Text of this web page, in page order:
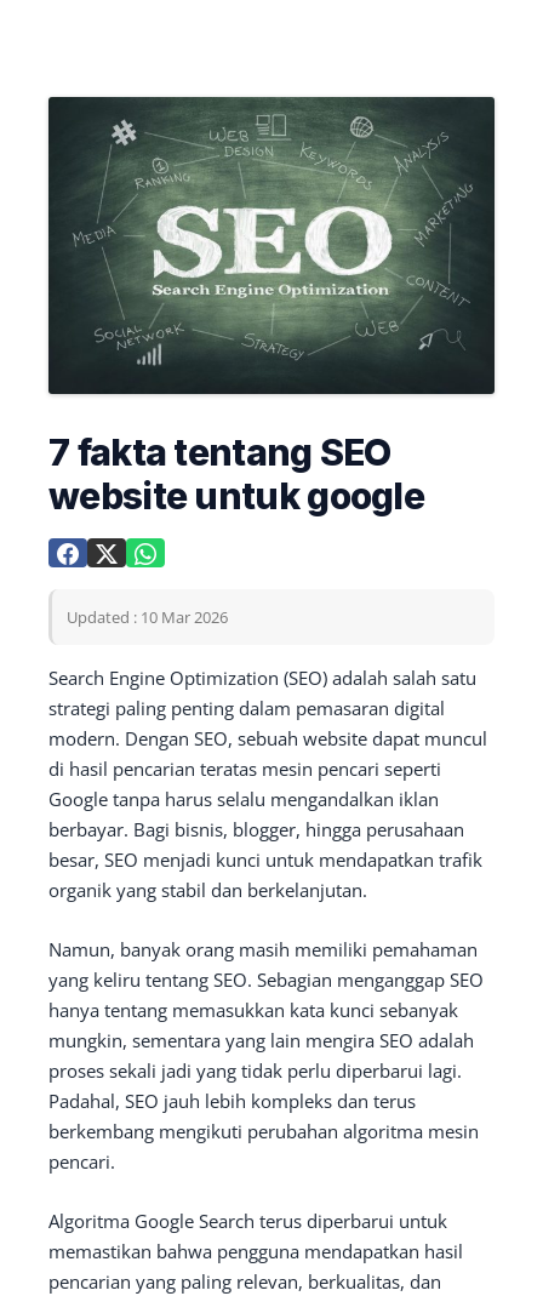
7 fakta tentang SEO
website untuk google
Updated : 10 Mar 2026
Search Engine Optimization (SEO) adalah salah satu
strategi paling penting dalam pemasaran digital
modern. Dengan SEO, sebuah website dapat muncul
di hasil pencarian teratas mesin pencari seperti
Google tanpa harus selalu mengandalkan iklan
berbayar. Bagi bisnis, blogger, hingga perusahaan
besar, SEO menjadi kunci untuk mendapatkan trafik
organik yang stabil dan berkelanjutan.
Namun, banyak orang masih memiliki pemahaman
yang keliru tentang SEO. Sebagian menganggap SEO
hanya tentang memasukkan kata kunci sebanyak
mungkin, sementara yang lain mengira SEO adalah
proses sekali jadi yang tidak perlu diperbarui lagi.
Padahal, SEO jauh lebih kompleks dan terus
berkembang mengikuti perubahan algoritma mesin
pencari.
Algoritma Google Search terus diperbarui untuk
memastikan bahwa pengguna mendapatkan hasil
pencarian yang paling relevan, berkualitas, dan